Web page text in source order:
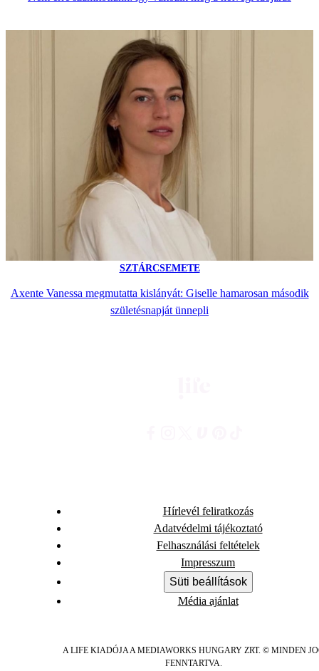
SZTÁRCSEMETE
Axente Vanessa megmutatta kislányát: Giselle hamarosan második
születésnapját ünnepli
Hírlevél feliratkozás
Adatvédelmi tájékoztató
Felhasználási feltételek
Impresszum
Süti beállítások
Média ajánlat
A LIFE KIADÓJA A MEDIAWORKS HUNGARY ZRT. © MINDEN
FENNTARTVA.